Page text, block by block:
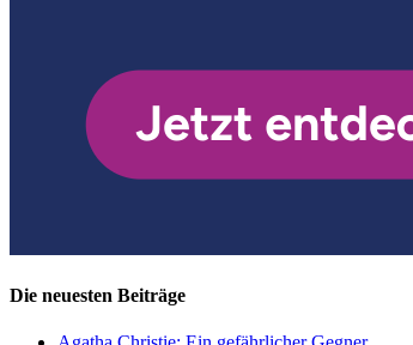
Die neuesten Beiträge